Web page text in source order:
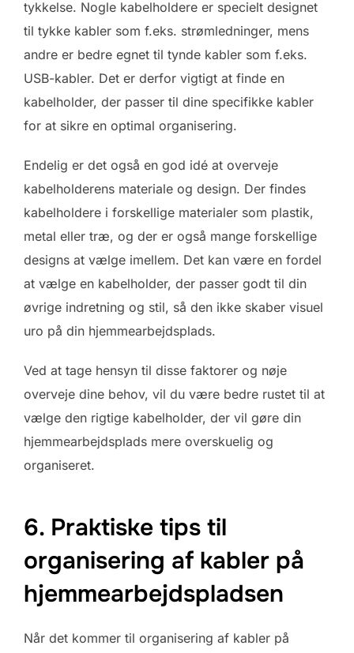
tykkelse. Nogle kabelholdere er specielt designet
til tykke kabler som f.eks. strømledninger, mens
andre er bedre egnet til tynde kabler som f.eks.
USB-kabler. Det er derfor vigtigt at finde en
kabelholder, der passer til dine specifikke kabler
for at sikre en optimal organisering.
Endelig er det også en god idé at overveje
kabelholderens materiale og design. Der findes
kabelholdere i forskellige materialer som plastik,
metal eller træ, og der er også mange forskellige
designs at vælge imellem. Det kan være en fordel
at vælge en kabelholder, der passer godt til din
øvrige indretning og stil, så den ikke skaber visuel
uro på din hjemmearbejdsplads.
Ved at tage hensyn til disse faktorer og nøje
overveje dine behov, vil du være bedre rustet til at
vælge den rigtige kabelholder, der vil gøre din
hjemmearbejdsplads mere overskuelig og
organiseret.
6. Praktiske tips til
organisering af kabler på
hjemmearbejdspladsen
Når det kommer til organisering af kabler på